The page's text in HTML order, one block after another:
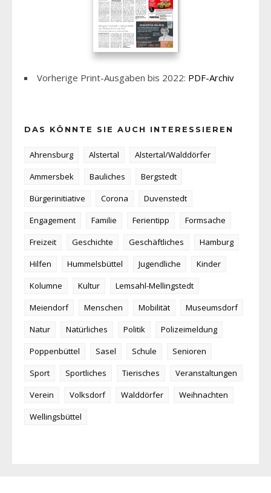
Vorherige Print-Ausgaben bis 2022: PDF-Archiv
DAS KÖNNTE SIE AUCH INTERESSIEREN
Ahrensburg Alstertal
Alstertal/Walddörfer
Ammersbek
Bauliches
Bergstedt
Bürgerinitiative
Corona
Duvenstedt
Engagement
Familie Ferientipp
Formsache
Freizeit
Geschichte Geschäftliches
Hamburg
Hilfen
Hummelsbüttel Jugendliche
Kinder
Kolumne
Kultur
Lemsahl-Mellingstedt
Meiendorf
Menschen Mobilität
Museumsdorf
Natur
Natürliches Politik
Polizeimeldung
Poppenbüttel
Sasel Schule
Senioren
Sport
Sportliches Tierisches
Veranstaltungen
Verein
Volksdorf Walddörfer
Weihnachten
Wellingsbüttel